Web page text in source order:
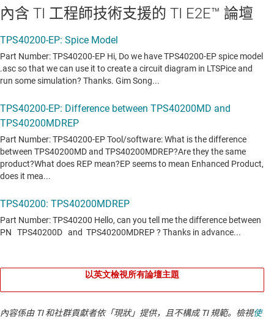
內含 TI 工程師技術支援的 TI E2E™ 論壇
以英文檢視所有論壇主題
內容係由 TI 和社群貢獻者依「現狀」提供，且不構成 TI 規範。檢視使